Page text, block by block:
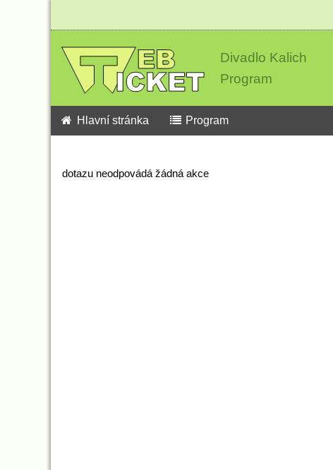
Divadlo Kalich
Program
Hlavní stránka Program
dotazu neodpovádá žádná akce